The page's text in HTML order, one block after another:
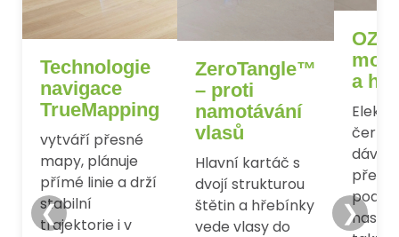
❮ ❯
Technologie
navigace
TrueMapping
vytváří přesné
mapy, plánuje
přímé linie a drží
stabilní
trajektorie i v
ZeroTangle™
– proti
namotávání
vlasů
Hlavní kartáč s
dvojí strukturou
štětin a hřebínky
vede vlasy do
a
podle